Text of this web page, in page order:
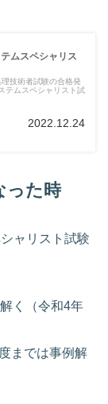
ムスペシャリス
技術者試験の合格発
テムスペシャリスト試
2022.12.24
った時
ャリスト試験
く（令和4年
までは事例解